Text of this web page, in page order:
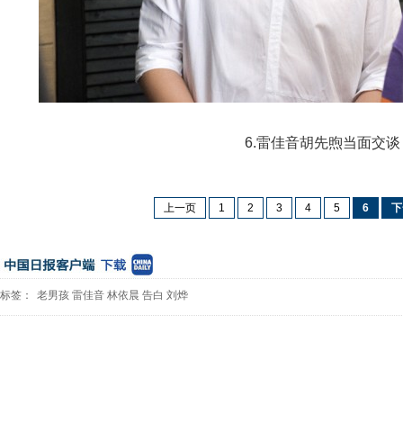
6.雷佳音胡先煦当面交谈
上一页 1 2 3 4 5 6
标签： 老男孩 雷佳音 林依晨 告白 刘烨